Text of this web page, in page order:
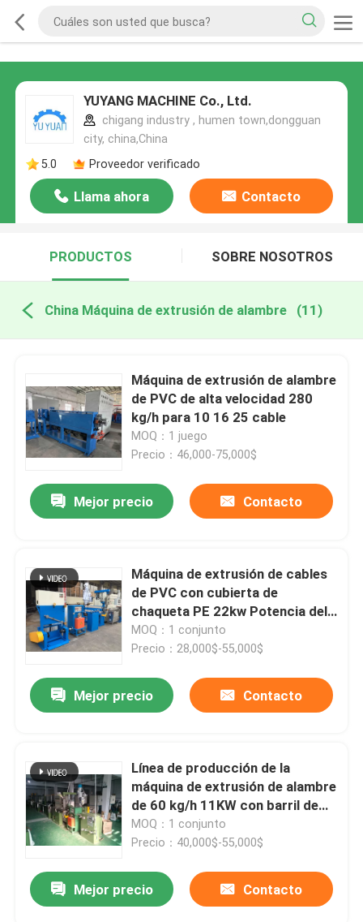
YUYANG MACHINE Co., Ltd.
chigang industry , humen town,dongguan
city, china,China
5.0
Proveedor verificado
Llama ahora Contacto
PRODUCTOS SOBRE NOSOTROS
China Máquina de extrusión de alambre (11)
Máquina de extrusión de alambre
de PVC de alta velocidad 280
kg/h para 10 16 25 cable
MOQ：1 juego
Precio：46,000-75,000$
Mejor precio Contacto
Máquina de extrusión de cables
de PVC con cubierta de
chaqueta PE 22kw Potencia del
motor
MOQ：1 conjunto
Precio：28,000$-55,000$
Mejor precio Contacto
Línea de producción de la
máquina de extrusión de alambre
de 60 kg/h 11KW con barril de
acero de aleación Hastelloy HC-
276
MOQ：1 conjunto
Precio：40,000$-55,000$
Mejor precio Contacto